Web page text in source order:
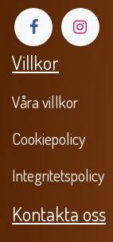
Villkor
Våra villkor
​Cookiepolicy
Integritetspolicy
Kontakta oss